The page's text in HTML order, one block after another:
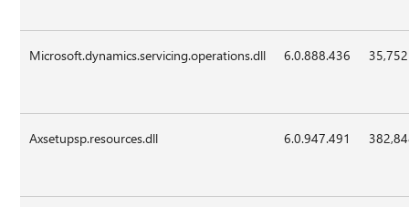
Microsoft.dynamics.servicing.operations.dll 6.0.888.436 35,752
Axsetupsp.resources.dll 6.0.947.491